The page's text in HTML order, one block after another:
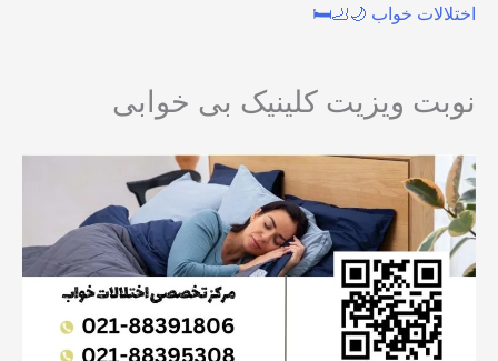
اختلالات خواب 🌙🦶🛏️
نوبت ویزیت کلینیک بی خوابی